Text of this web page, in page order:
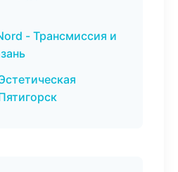
- Трансмиссия и